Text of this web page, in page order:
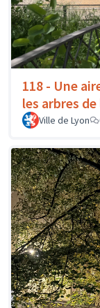
118 - Une
les arbres
Ville de Lyon